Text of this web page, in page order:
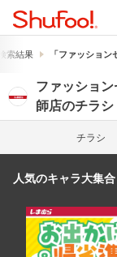
索結果 「ファッショ
ファッショ
師店のチラ
チラシ
人気のキャラ大集